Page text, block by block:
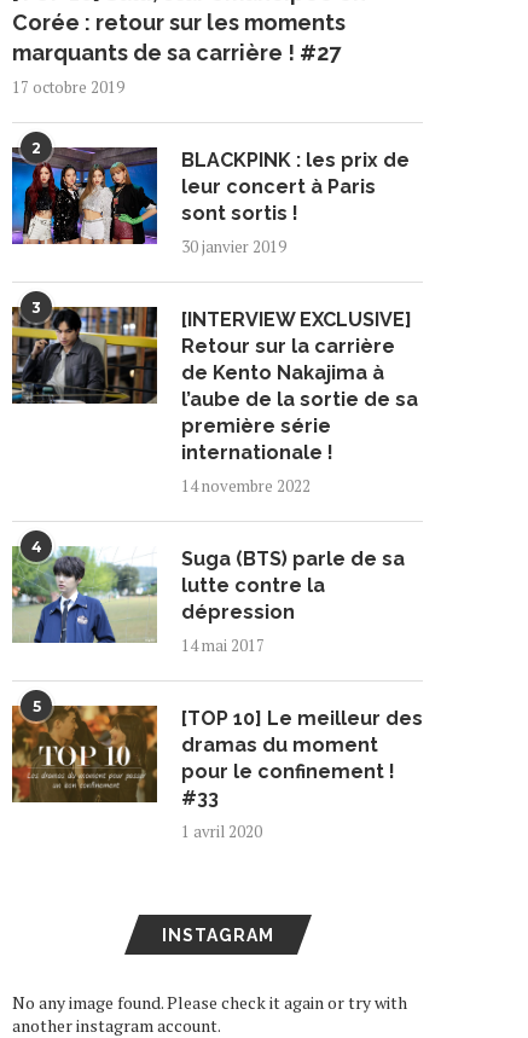
Corée : retour sur les moments
marquants de sa carrière ! #27
17 octobre 2019
2
BLACKPINK : les prix de
leur concert à Paris
sont sortis !
30 janvier 2019
3
[INTERVIEW EXCLUSIVE]
Retour sur la carrière
de Kento Nakajima à
l’aube de la sortie de sa
première série
internationale !
14 novembre 2022
4
Suga (BTS) parle de sa
lutte contre la
dépression
14 mai 2017
5
[TOP 10] Le meilleur des
dramas du moment
pour le confinement !
#33
1 avril 2020
INSTAGRAM
No any image found. Please check it again or try with
another instagram account.